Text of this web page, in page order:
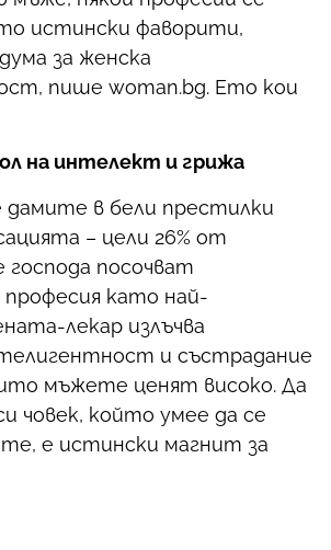
истински фаворити,
за женска
пише woman.bg. Ето кои
на интелект и грижа
дамите в бели престилки
– цели 26% от
посочват
като най-
лекар излъчва
и състрадание
мъжете ценят високо. Да
човек, който умее да се
е истински магнит за